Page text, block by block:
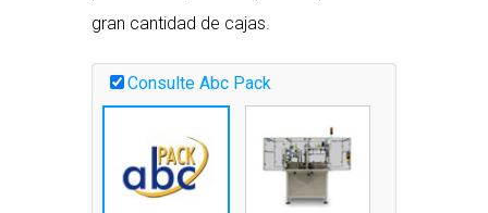
gran cantidad de cajas.
Consulte Abc Pack